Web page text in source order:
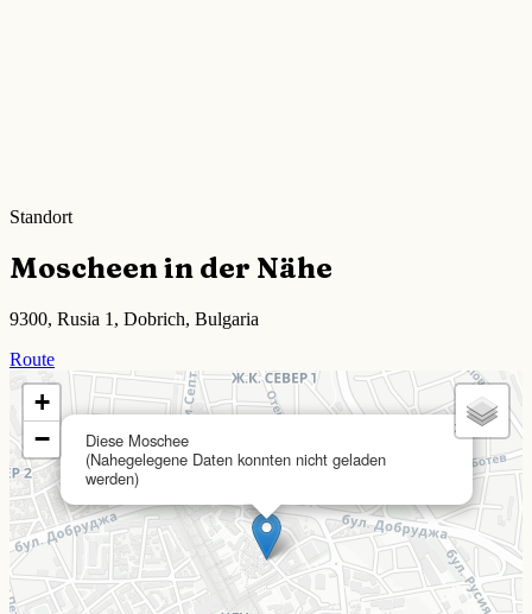
Standort
Moscheen in der Nähe
9300, Rusia 1, Dobrich, Bulgaria
Route
Diese Moschee
(Nahegelegene Daten konnten nicht geladen
werden)
×
+
−